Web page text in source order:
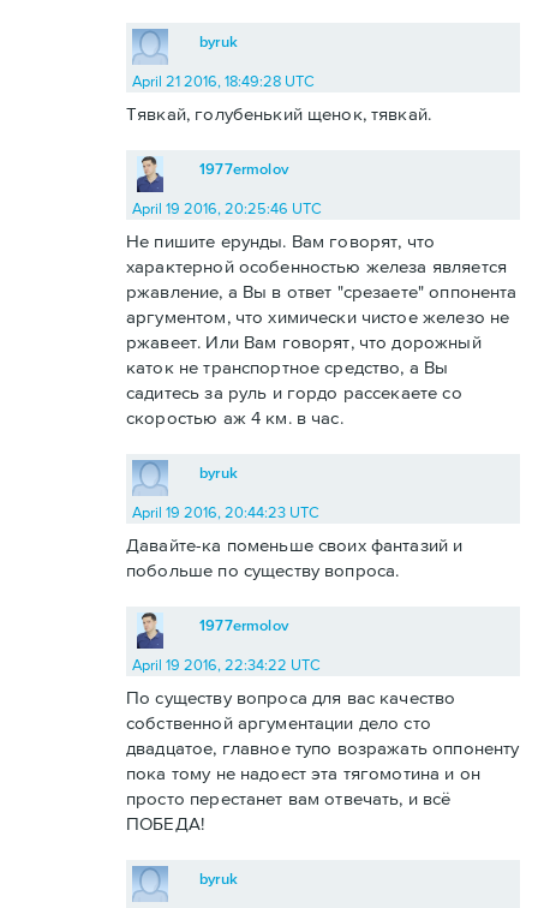
byruk
April 21 2016, 18:49:28 UTC
Тявкай, голубенький щенок, тявкай.
1977ermolov
April 19 2016, 20:25:46 UTC
Не пишите ерунды. Вам говорят, что
характерной особенностью железа является
ржавление, а Вы в ответ "срезаете" оппонента
аргументом, что химически чистое железо не
ржавеет. Или Вам говорят, что дорожный
каток не транспортное средство, а Вы
садитесь за руль и гордо рассекаете со
скоростью аж 4 км. в час.
byruk
April 19 2016, 20:44:23 UTC
Давайте-ка поменьше своих фантазий и
побольше по существу вопроса.
1977ermolov
April 19 2016, 22:34:22 UTC
По существу вопроса для вас качество
собственной аргументации дело сто
двадцатое, главное тупо возражать оппоненту
пока тому не надоест эта тягомотина и он
просто перестанет вам отвечать, и всё
ПОБЕДА!
byruk